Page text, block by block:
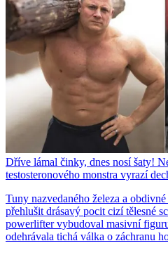
Dříve lámal činky, dnes nosí šaty!
testosteronového monstra vyrazí
Tuny nazvedaného železa a
přehlušit drásavý pocit cizí tělesné
powerlifter vybudoval masivní
odehrávala tichá válka o záchranu